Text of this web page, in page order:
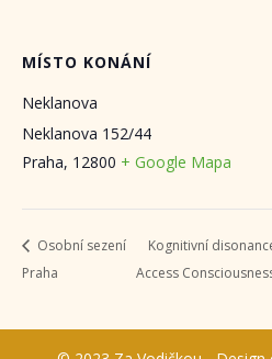
MÍSTO KONÁNÍ
Neklanova
Neklanova 152/44
Praha, 12800 + Google Mapa
Osobní sezení
Praha
Kognitivní
Access